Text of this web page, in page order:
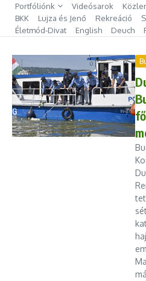
Ugrás a tartalomhoz
Portfóliónk Videósarok
BKK
Lujza és Jenő Rekreáció
Életmód-Divat
English Deuch